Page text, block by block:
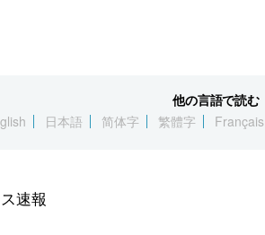
他の言語で読む
日本語 简体字 繁體字 Français
速報